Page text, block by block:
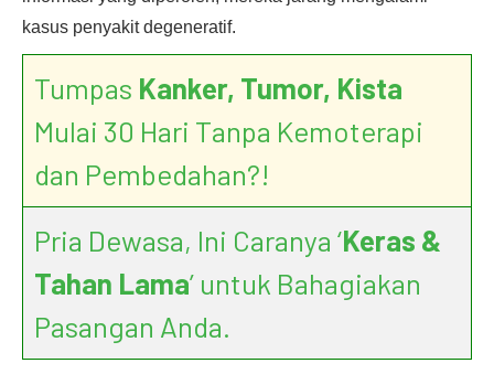
kasus penyakit degeneratif.
Tumpas Kanker, Tumor, Kista
Mulai 30 Hari Tanpa Kemoterapi
dan Pembedahan?!
Pria Dewasa, Ini Caranya ‘Keras &
Tahan Lama’ untuk Bahagiakan
Pasangan Anda.